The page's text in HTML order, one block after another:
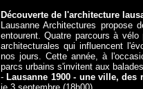
Découverte de l'architecture
Lausanne Architectures
entourent. Quatre parcours à
architecturales qui influencent
nos jours. Cette année, à
parcs urbains s'invitent aux
- Lausanne 1900 - une ville, des